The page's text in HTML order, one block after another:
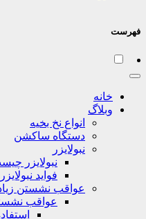
فهرست
خانه
وبلاگ
انواع نخ بخیه
دستگاه ساکشن
نبولایزر
نبولایزر
فواید نبولایزر
عواقب نشستن
عواقب